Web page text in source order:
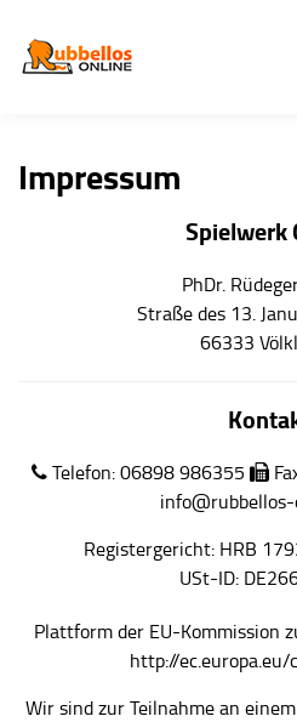
Impressum
Spielwerk
PhDr.
Straße des 13.
66333
Telefon: 06898 986355
Registergericht: HRB
USt-ID:
Plattform der EU-Kommission
http://
Wir sind zur Teilnahme an